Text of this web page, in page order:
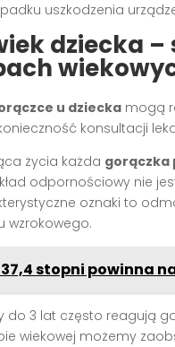
uszkodzenia
dziecka
u dziecka mogą
konsultacji
życia każda gorączka
odpornościowy nie
oznaki to
wzrokowego.
stopni powinna
do 3 lat często reagują
wiekowej możemy